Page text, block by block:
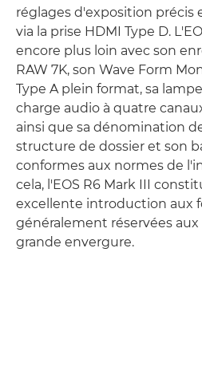
réglages d'exposition précis
via la prise HDMI Type D.
encore plus loin avec son
RAW 7K, son Wave Form
Type A plein format, sa
charge audio à quatre
ainsi que sa dénomination
structure de dossier et son
conformes aux normes de
cela, l'EOS R6 Mark III
excellente introduction aux
généralement réservées
grande envergure.